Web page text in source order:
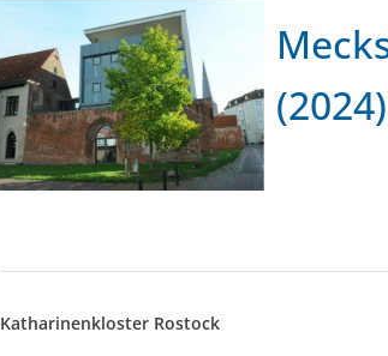
(2024)
Katharinenkloster Rostock